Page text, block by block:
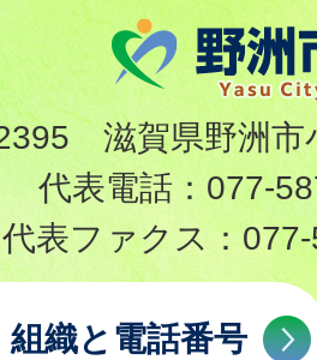
滋賀県野洲市
代表電話： 077-
代表ファクス：
組織と電話番号